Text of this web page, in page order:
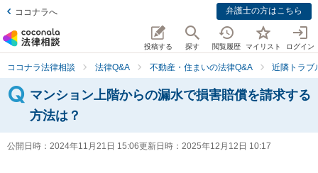
ココナラへ 弁護士の方はこちら
投稿する 探す 閲覧履歴 マイリスト ログイン
ココナラ法律相談 法律Q&A 不動産・住まいの法律Q&A 近隣トラブ
マンション上階からの漏水で損害賠償を請求する
方法は？
公開日時： 2024年11月21日 15:06更新日時： 2025年12月12日 10:17